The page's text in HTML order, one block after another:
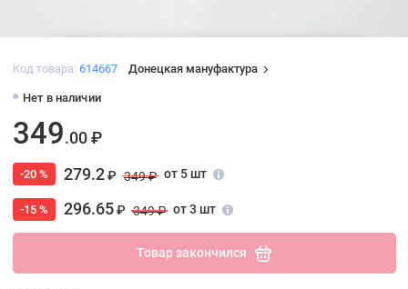
Код товара: 614667 Донецкая мануфактура
Нет в наличии
349.00 ₽
-20 % 279.2₽ 349 ₽ от 5 шт
-15 % 296.65₽ 349 ₽ от 3 шт
Товар закончился